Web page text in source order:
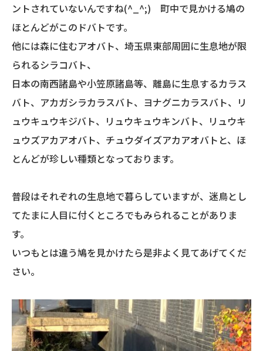
ントされていないんですね(^_^;) 町中で見かける鳩の
ほとんどがこのドバトです。
他には森に住むアオバト、埼玉県東部周囲に生息地が限
られるシラコバト、
日本の南西諸島や小笠原諸島等、離島に生息するカラス
バト、アカガシラカラスバト、ヨナグニカラスバト、リ
ュウキュウキジバト、リュウキュウキンバト、リュウキ
ュウズアカアオバト、チュウダイズアカアオバトと、ほ
とんどが珍しい種類となっております。
普段はそれぞれの生息地で暮らしていますが、迷鳥とし
てたまに人目に付くところでもみられることがありま
す。
いつもとは違う鳩を見かけたら是非よく見てあげてくだ
さい。